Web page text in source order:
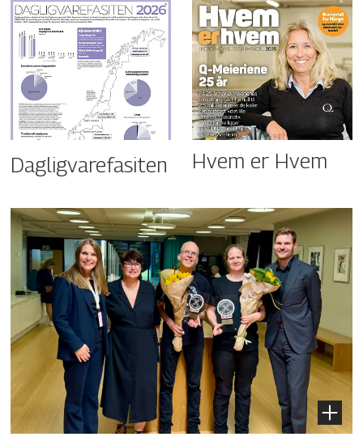
Dagligvarefasiten Hvem er Hvem